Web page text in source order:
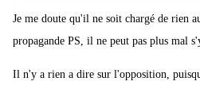
Je me doute qu'il ne soit chargé de rien
propagande PS, il ne peut pas plus mal
Il n'y a rien a dire sur l'opposition,